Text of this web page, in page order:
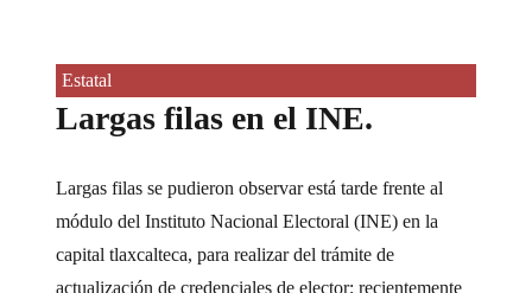
Estatal
Largas filas en el INE.
Largas filas se pudieron observar está tarde frente al
módulo del Instituto Nacional Electoral (INE) en la
capital tlaxcalteca, para realizar del trámite de
actualización de credenciales de elector; recientemente